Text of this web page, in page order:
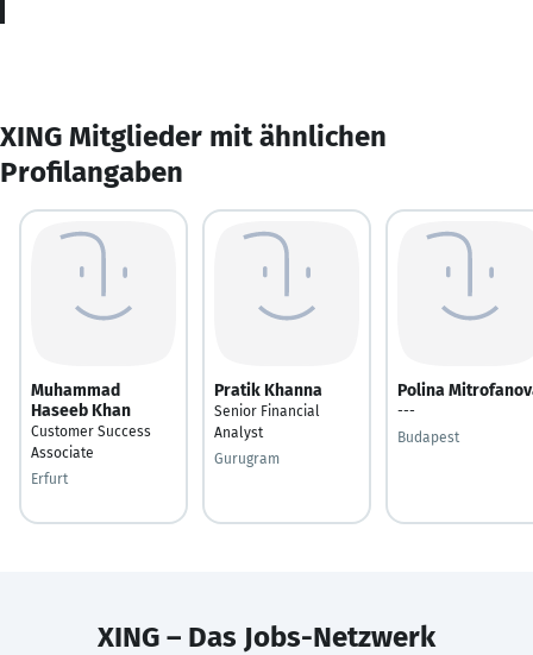
XING Mitglieder mit ähnlichen
Profilangaben
Muhammad
Haseeb Khan
Customer Success
Associate
Erfurt
Pratik Khanna
Senior Financial
Analyst
Gurugram
Polina
---
Budapest
XING – Das Jobs-Netzwerk